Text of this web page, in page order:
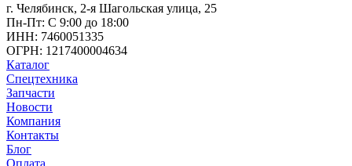
г. Челябинск, 2-я Шагольская улица, 25
Пн-Пт: С 9:00 до 18:00
ИНН: 7460051335
ОГРН: 1217400004634
Каталог
Спецтехника
Запчасти
Новости
Компания
Контакты
Блог
Оплата